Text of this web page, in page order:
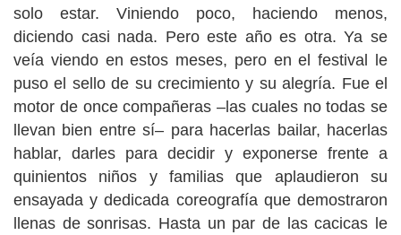
solo estar. Viniendo poco, haciendo menos,
diciendo casi nada. Pero este año es otra. Ya se
veía viendo en estos meses, pero en el festival le
puso el sello de su crecimiento y su alegría. Fue el
motor de once compañeras –las cuales no todas se
llevan bien entre sí– para hacerlas bailar, hacerlas
hablar, darles para decidir y exponerse frente a
quinientos niños y familias que aplaudieron su
ensayada y dedicada coreografía que demostraron
llenas de sonrisas. Hasta un par de las cacicas le